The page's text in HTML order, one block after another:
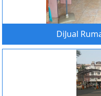
DiJual